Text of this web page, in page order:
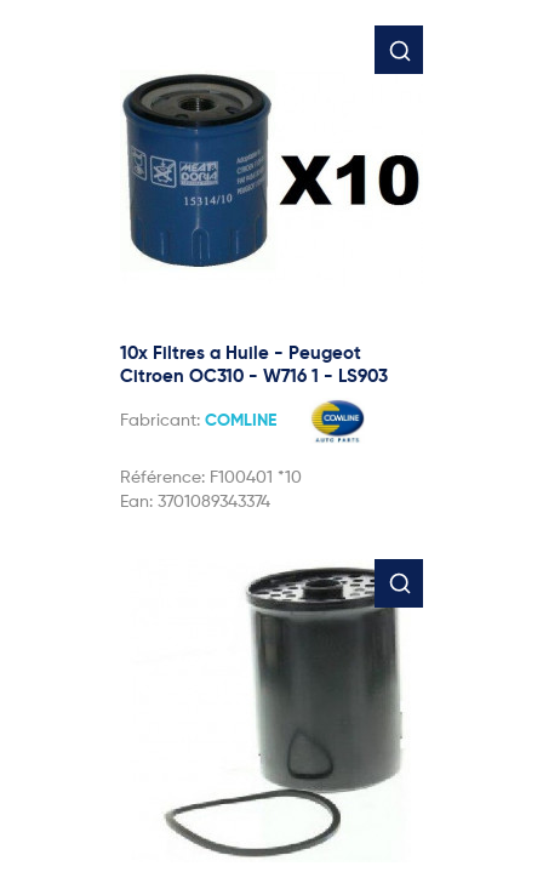
10x Filtres a Huile - Peugeot
Citroen OC310 - W716 1 - LS903
Fabricant: COMLINE
Référence: F100401 *10
Ean: 3701089343374